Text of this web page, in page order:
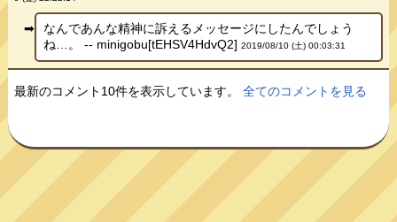
なんであんな精神に訴えるメッセージにしたんでしょう
ね…。 -- minigobu[tEHSV4HdvQ2] 2019/08/10 (土) 00:03:31
最新のコメント10件を表示しています。全てのコメントを見る